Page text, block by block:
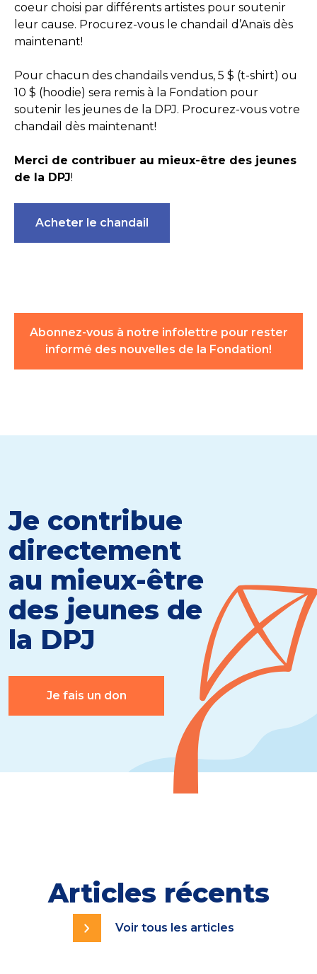
coeur choisi par différents artistes pour soutenir
leur cause. Procurez-vous le chandail d’Anaïs dès
maintenant!
Pour chacun des chandails vendus, 5 $ (t-shirt) ou
10 $ (hoodie) sera remis à la Fondation pour
soutenir les jeunes de la DPJ. Procurez-vous votre
chandail dès maintenant!
Merci de contribuer au mieux-être des jeunes
de la DPJ!
Acheter le chandail
Abonnez-vous à notre infolettre pour rester
informé des nouvelles de la Fondation!
Je contribue
directement
au mieux-être
des jeunes de
la DPJ
Je fais un don
Articles récents
Voir tous les articles